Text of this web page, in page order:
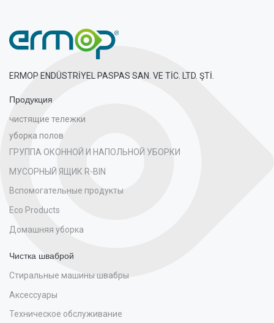
ERMOP ENDÜSTRİYEL PASPAS SAN. VE TİC. LTD. ŞTİ.
Продукция
чистящие тележки
уборка полов
ГРУППА ОКОННОЙ И НАПОЛЬНОЙ УБОРКИ
МУСОРНЫЙ ЯЩИК R-BIN
Вспомогательные продукты
Eco Products
Домашняя уборка
Чистка шваброй
Стиральные машины швабры
Аксессуары
Техническое обслуживание